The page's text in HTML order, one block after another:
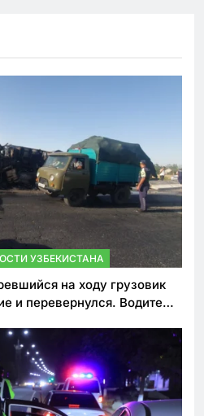
УЗБЕКИСТАНА
на ходу грузовик
и перевернулся. Водитель